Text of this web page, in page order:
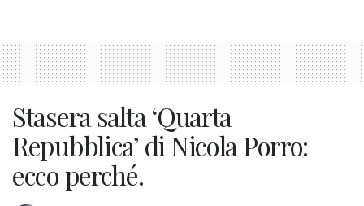
Stasera salta ‘Quarta
Repubblica’ di Nicola Porro:
ecco perché.